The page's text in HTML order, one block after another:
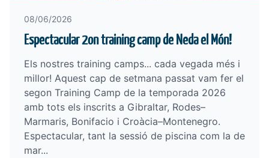
08/06/2026
Espectacular 2on training camp de Neda el Món!
Els nostres training camps... cada vegada més i
millor! Aquest cap de setmana passat vam fer el
segon Training Camp de la temporada 2026
amb tots els inscrits a Gibraltar, Rodes–
Marmaris, Bonifacio i Croàcia–Montenegro.
Espectacular, tant la sessió de piscina com la de
mar...